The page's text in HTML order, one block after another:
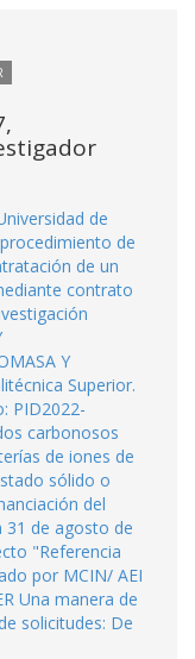
de
de
de un
contrato
Y
Superior.
PID2022-
carbonosos
de iones de
sólido o
del
de agosto de
"Referencia
por MCIN/ AEI
Una manera de
solicitudes: De